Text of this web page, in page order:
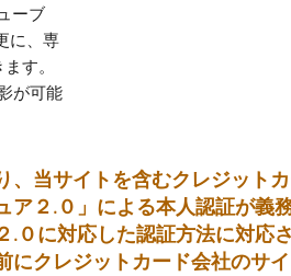
ーブ
に、専
す。
が可能
、当サイトを含むクレジット
ア２.０」による本人認証が義
.０に対応した認証方法に対応
にクレジットカード会社のサ